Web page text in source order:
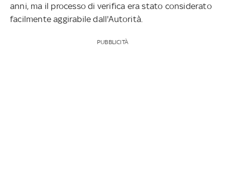
anni, ma il processo di verifica era stato considerato
facilmente aggirabile dall'Autorità.
PUBBLICITÀ